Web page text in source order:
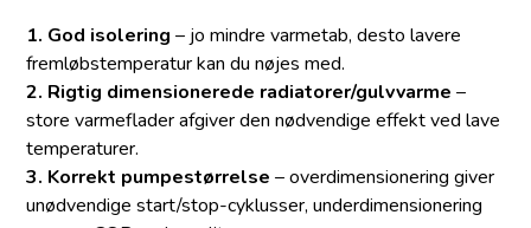
1. God isolering – jo mindre varmetab, desto lavere
fremløbstemperatur kan du nøjes med.
2. Rigtig dimensionerede radiatorer/gulvvarme –
store varmeflader afgiver den nødvendige effekt ved lave
temperaturer.
3. Korrekt pumpestørrelse – overdimensionering giver
unødvendige start/stop-cyklusser, underdimensionering